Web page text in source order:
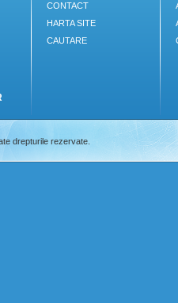
CONTACT
HARTA SITE
CAUTARE
drepturile rezervate.